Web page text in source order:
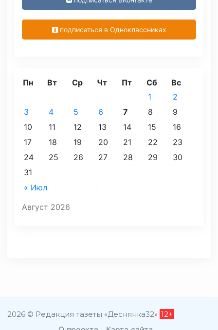
подписаться в Одноклассниках
Август 2026
Пн Вт Ср Чт Пт Сб Вс
« Июл
1
2
3
4 5 6 7 8
9
10
11 12 13 14 15
16
17
18 19 20 21 22
23
24
25 26 27 28 29
30
31
2026 © Редакция газеты «Деснянка32» 12+